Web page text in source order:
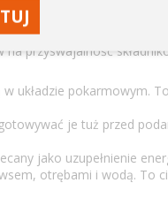
przyswajalność
układzie pokarmowym.
je tuż przed
jako uzupełnienie
otrębami i wodą. To